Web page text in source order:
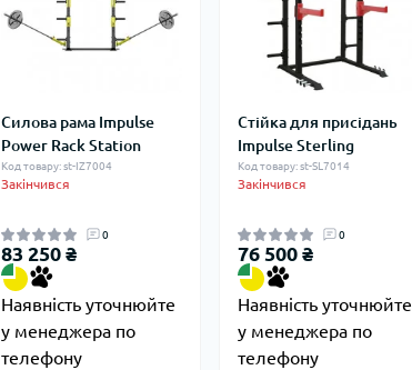
Силова рама Impulse
Power Rack Station
Код товару: st-IZ7004
Закінчився
0
83 250 ₴
Наявність уточнюйте
у менеджера по
телефону
Стійка для присідань
Impulse Sterling
Код товару: st-SL7014
Закінчився
0
76 500 ₴
Наявність уточнюйте
у менеджера по
телефону